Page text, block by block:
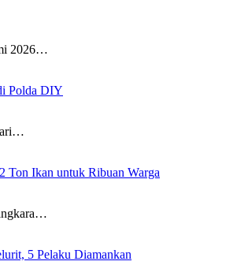
2026…
Polda DIY
Ton Ikan untuk Ribuan Warga
5 Pelaku Diamankan